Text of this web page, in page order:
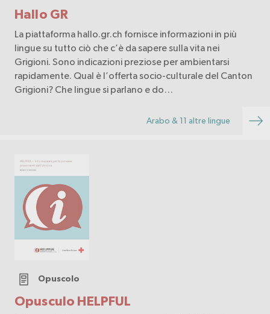
Hallo GR
La piattaforma hallo.gr.ch fornisce informazioni in più
lingue su tutto ciò che c’è da sapere sulla vita nei
Grigioni. Sono indicazioni preziose per ambientarsi
rapidamente. Qual è l’offerta socio-culturale del Canton
Grigioni? Che lingue si parlano e do…
Arabo & 11 altre lingue
Opusculo HELPFUL
Opuscolo